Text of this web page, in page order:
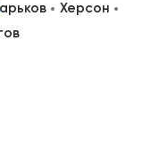
арьков
Херсон